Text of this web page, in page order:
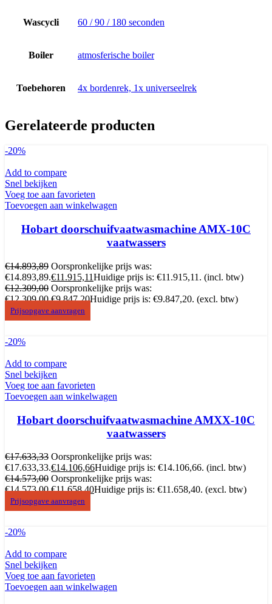
Wascycli 60 / 90 / 180 seconden
Boiler atmosferische boiler
Toebehoren 4x bordenrek, 1x universeelrek
Gerelateerde producten
-20%
Add to compare
Snel bekijken
Voeg toe aan favorieten
Toevoegen aan winkelwagen
Hobart doorschuifvaatwasmachine AMX-10C
vaatwassers
€14.893,89 Oorspronkelijke prijs was:
€14.893,89.€11.915,11Huidige prijs is: €11.915,11. (incl. btw)
€12.309,00 Oorspronkelijke prijs was:
€12.309,00.€9.847,20Huidige prijs is: €9.847,20. (excl. btw)
Prijsopgave aanvragen
-20%
Add to compare
Snel bekijken
Voeg toe aan favorieten
Toevoegen aan winkelwagen
Hobart doorschuifvaatwasmachine AMXX-10C
vaatwassers
€17.633,33 Oorspronkelijke prijs was:
€17.633,33.€14.106,66Huidige prijs is: €14.106,66. (incl. btw)
€14.573,00 Oorspronkelijke prijs was:
€14.573,00.€11.658,40Huidige prijs is: €11.658,40. (excl. btw)
Prijsopgave aanvragen
-20%
Add to compare
Snel bekijken
Voeg toe aan favorieten
Toevoegen aan winkelwagen